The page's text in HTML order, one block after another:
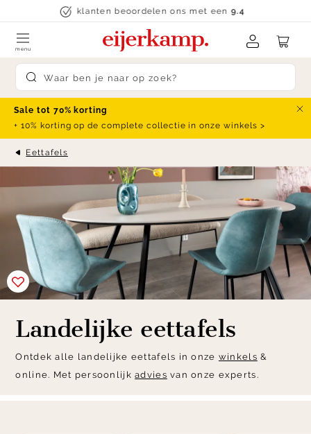
Skip to contentklanten beoordelen ons met een9.4
Submit search
menu
Sale tot 70% korting
+ 10% korting op de complete collectie in onze winkels >
Eettafels
Landelijke eettafels
Ontdek alle landelijke eettafels in onze winkels &
online. Met persoonlijkadvies van onze experts.